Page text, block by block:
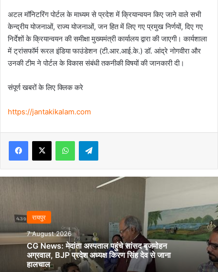
अटल मॉनिटरिंग पोर्टल के माध्यम से प्रदेश में क्रियान्वयन किए जाने वाले सभी
केन्द्रीय योजनाओं, राज्य योजनाओं, जन हित में लिए गए प्रमुख निर्णयों, दिए गए
निर्देशों के क्रियान्वयन की समीक्षा मुख्यमंत्री कार्यालय द्वारा की जाएगी। कार्यशाला
में ट्रांसफॉर्म रूरल इंडिया फाउंडेशन (टी.आर.आई.के.) डॉ. आंद्रे नोगवीरा और
उनकी टीम ने पोर्टल के विकास संबंधी तकनीकी विषयों की जानकारी दी।
संपूर्ण खबरों के लिए क्लिक करे
https://jantakikalam.com
Facebook
X WhatsAppTelegram
रायपुर
7 August 2026
CG News: मेदांता अस्पताल पहुंचे सांसद बृजमोहन
अग्रवाल, BJP प्रदेश अध्यक्ष किरण सिंह देव से जाना
हालचाल